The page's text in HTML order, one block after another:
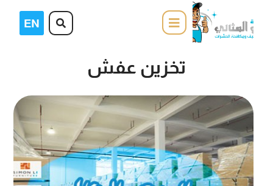
تخزين عفش